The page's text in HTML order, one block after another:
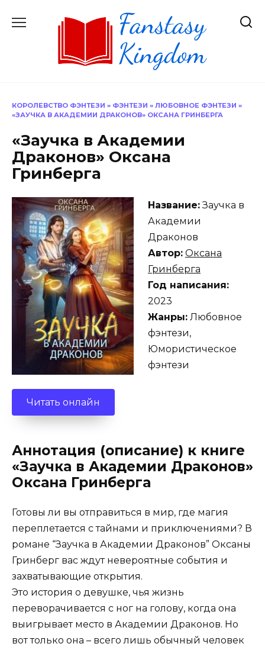
КОРОЛЕВСТВО ФЭНТЕЗИ » ФЭНТЕЗИ » ЛЮБОВНОЕ ФЭНТЕЗИ »
«ЗАУЧКА В АКАДЕМИИ ДРАКОНОВ» ОКСАНА ГРИНБЕРГА
«Заучка в Академии
Драконов» Оксана
Гринберга
Название:Заучка в
Академии
Драконов
Автор: Оксана
Гринберга
Год написания:
2023
Жанры: Любовное
фэнтези,
Юмористическое
фэнтези
Читать онлайн
Аннотация (описание) к книге
«Заучка в Академии Драконов»
Оксана Гринберга
Готовы ли вы отправиться в мир, где магия
переплетается с тайнами и приключениями? В
романе “Заучка в Академии Драконов” Оксаны
Гринберг вас ждут невероятные события и
захватывающие открытия.
Это история о девушке, чья жизнь
переворачивается с ног на голову, когда она
выигрывает место в Академии Драконов. Но
вот только она – всего лишь обычный человек